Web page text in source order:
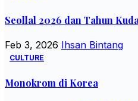
Seollal 2026 dan Tahun
Feb 3, 2026 Ihsan Bintang
CULTURE
Monokrom di Korea